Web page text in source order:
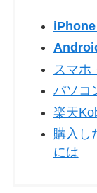
スマホ
パソコ
楽天
購入し
には